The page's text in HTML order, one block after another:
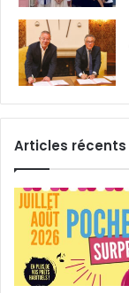
Articles récents